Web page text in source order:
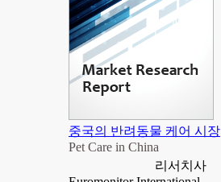
중국의 반려동물 케어 시장
Pet Care in China
리서치사